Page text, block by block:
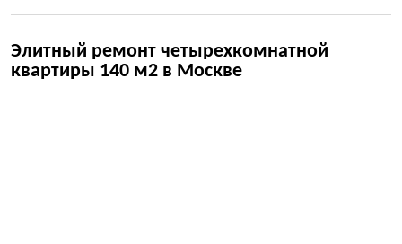
Элитный ремонт четырехкомнатной
квартиры 140 м2 в Москве